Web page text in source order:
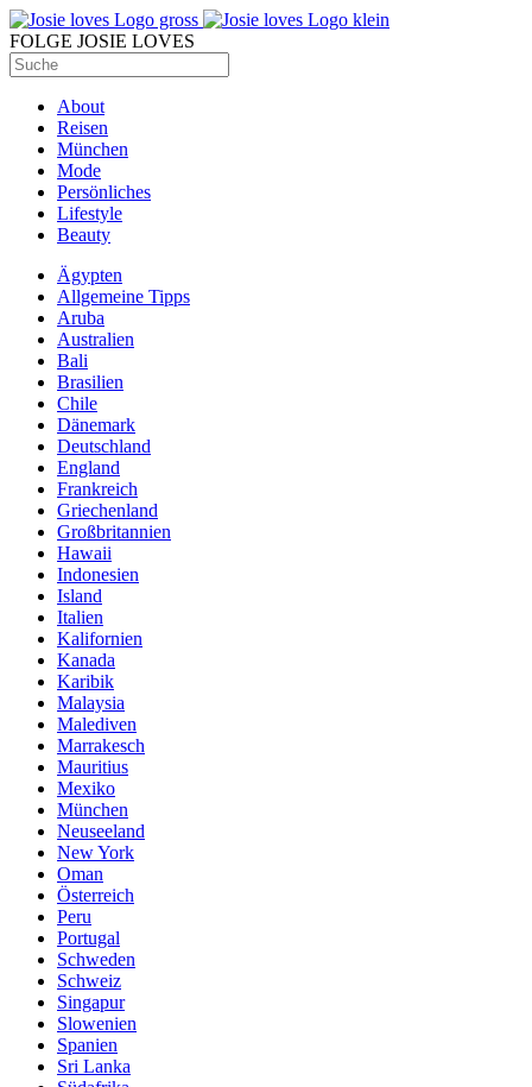
FOLGE JOSIE LOVES
About
Reisen
München
Mode
Persönliches
Lifestyle
Beauty
Ägypten
Allgemeine Tipps
Aruba
Australien
Bali
Brasilien
Chile
Dänemark
Deutschland
England
Frankreich
Griechenland
Großbritannien
Hawaii
Indonesien
Island
Italien
Kalifornien
Kanada
Karibik
Malaysia
Malediven
Marrakesch
Mauritius
Mexiko
München
Neuseeland
New York
Oman
Österreich
Peru
Portugal
Schweden
Schweiz
Singapur
Slowenien
Spanien
Sri Lanka